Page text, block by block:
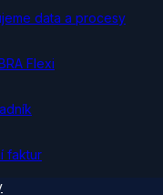
data a procesy
Flexi
faktur